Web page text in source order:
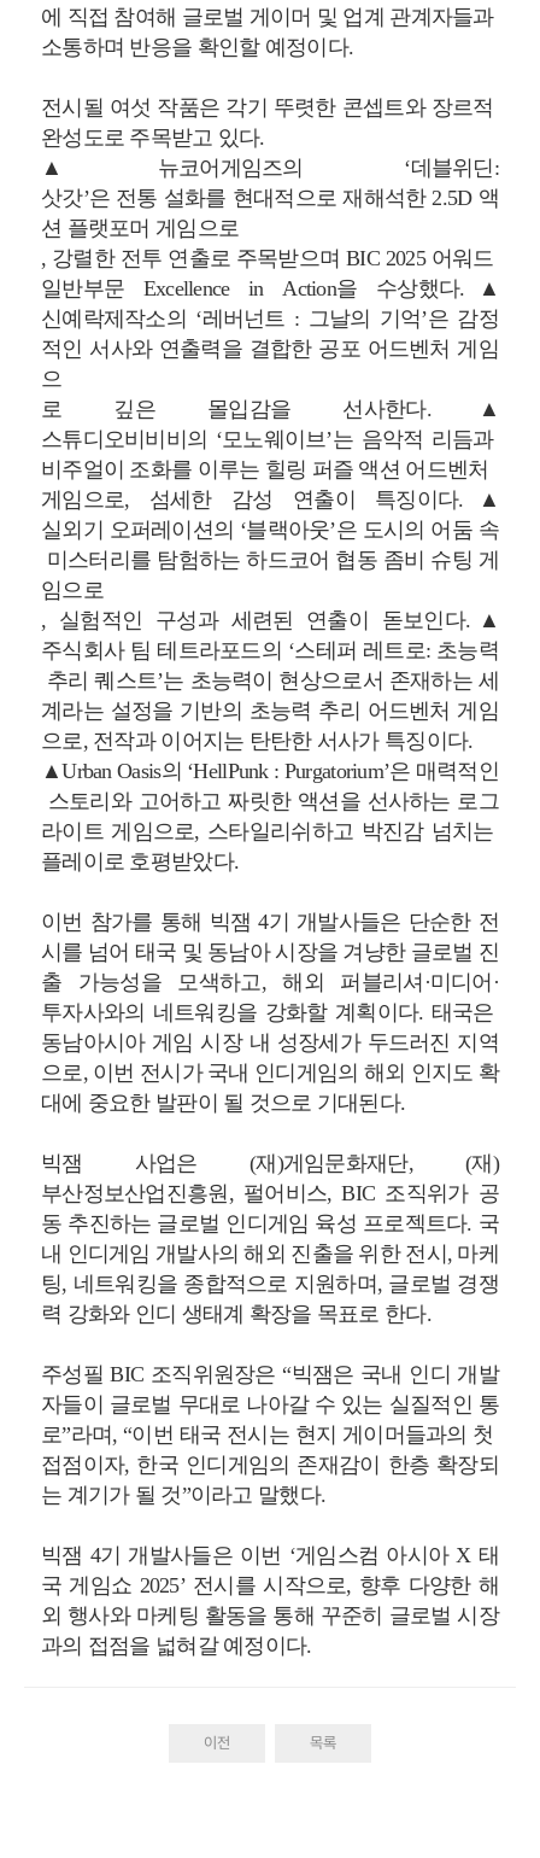
에 직접 참여해 글로벌 게이머 및 업계 관계자들과
소통하며 반응을 확인할 예정이다.
전시될 여섯 작품은 각기 뚜렷한 콘셉트와 장르적
완성도로 주목받고 있다.
▲뉴코어게임즈의 ‘데블위딘:
삿갓’은 전통 설화를 현대적으로 재해석한 2.5D 액
션 플랫포머 게임으로
, 강렬한 전투 연출로 주목받으며 BIC 2025 어워드
일반부문 Excellence in Action을 수상했다.▲
신예락제작소의 ‘레버넌트 : 그날의 기억’은 감정
적인 서사와 연출력을 결합한 공포 어드벤처 게임
으
로 깊은 몰입감을 선사한다.▲
스튜디오비비비의 ‘모노웨이브’는 음악적 리듬과
비주얼이 조화를 이루는 힐링 퍼즐 액션 어드벤처
게임으로, 섬세한 감성 연출이 특징이다.▲
실외기 오퍼레이션의 ‘블랙아웃’은 도시의 어둠 속
미스터리를 탐험하는 하드코어 협동 좀비 슈팅 게
임으로
, 실험적인 구성과 세련된 연출이 돋보인다.▲
주식회사 팀 테트라포드의 ‘스테퍼 레트로: 초능력
추리 퀘스트’는 초능력이 현상으로서 존재하는 세
계라는 설정을 기반의 초능력 추리 어드벤처 게임
으로, 전작과 이어지는 탄탄한 서사가 특징이다.
▲Urban Oasis의 ‘HellPunk : Purgatorium’은 매력적인
스토리와 고어하고 짜릿한 액션을 선사하는 로그
라이트 게임으로, 스타일리쉬하고 박진감 넘치는
플레이로 호평받았다.
이번 참가를 통해 빅잼 4기 개발사들은 단순한 전
시를 넘어 태국 및 동남아 시장을 겨냥한 글로벌 진
출 가능성을 모색하고, 해외 퍼블리셔·미디어·
투자사와의 네트워킹을 강화할 계획이다. 태국은
동남아시아 게임 시장 내 성장세가 두드러진 지역
으로, 이번 전시가 국내 인디게임의 해외 인지도 확
대에 중요한 발판이 될 것으로 기대된다.
빅잼 사업은 (재)게임문화재단, (재)
부산정보산업진흥원, 펄어비스, BIC 조직위가 공
동 추진하는 글로벌 인디게임 육성 프로젝트다. 국
내 인디게임 개발사의 해외 진출을 위한 전시, 마케
팅, 네트워킹을 종합적으로 지원하며, 글로벌 경쟁
력 강화와 인디 생태계 확장을 목표로 한다.
주성필 BIC 조직위원장은 “빅잼은 국내 인디 개발
자들이 글로벌 무대로 나아갈 수 있는 실질적인 통
로”라며, “이번 태국 전시는 현지 게이머들과의 첫
접점이자, 한국 인디게임의 존재감이 한층 확장되
는 계기가 될 것”이라고 말했다.
빅잼 4기 개발사들은 이번 ‘게임스컴 아시아 X 태
국 게임쇼 2025’ 전시를 시작으로, 향후 다양한 해
외 행사와 마케팅 활동을 통해 꾸준히 글로벌 시장
과의 접점을 넓혀갈 예정이다.
이전 목록